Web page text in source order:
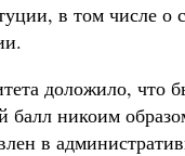
в том числе
доложило, что
балл никоим
в